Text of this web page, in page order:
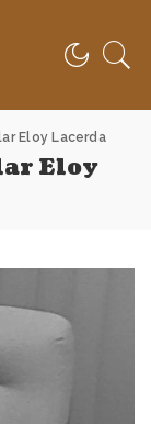
Eloy Lacerda
Eloy